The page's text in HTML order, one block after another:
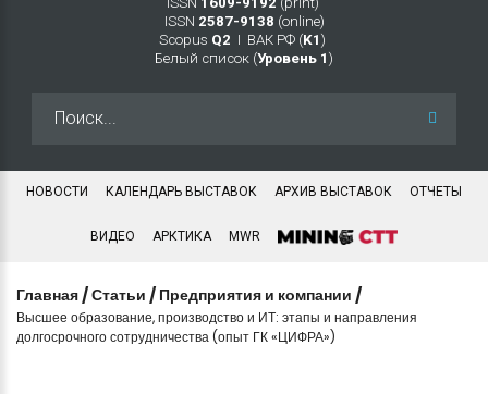
ISSN 2587-9138 (online)
Scopus Q2 Ι ВАК РФ (K1 )
Белый список (Уровень 1 )
НОВОСТИ КАЛЕНДАРЬ ВЫСТАВОК АРХИВ ВЫСТАВОК ОТЧЕТЫ
ВИДЕО АРКТИКА MWR
Главная /Статьи / Предприятия и компании /
Высшее образование, производство и ИТ: этапы и направления
долгосрочного сотрудничества (опыт ГК «ЦИФРА»)